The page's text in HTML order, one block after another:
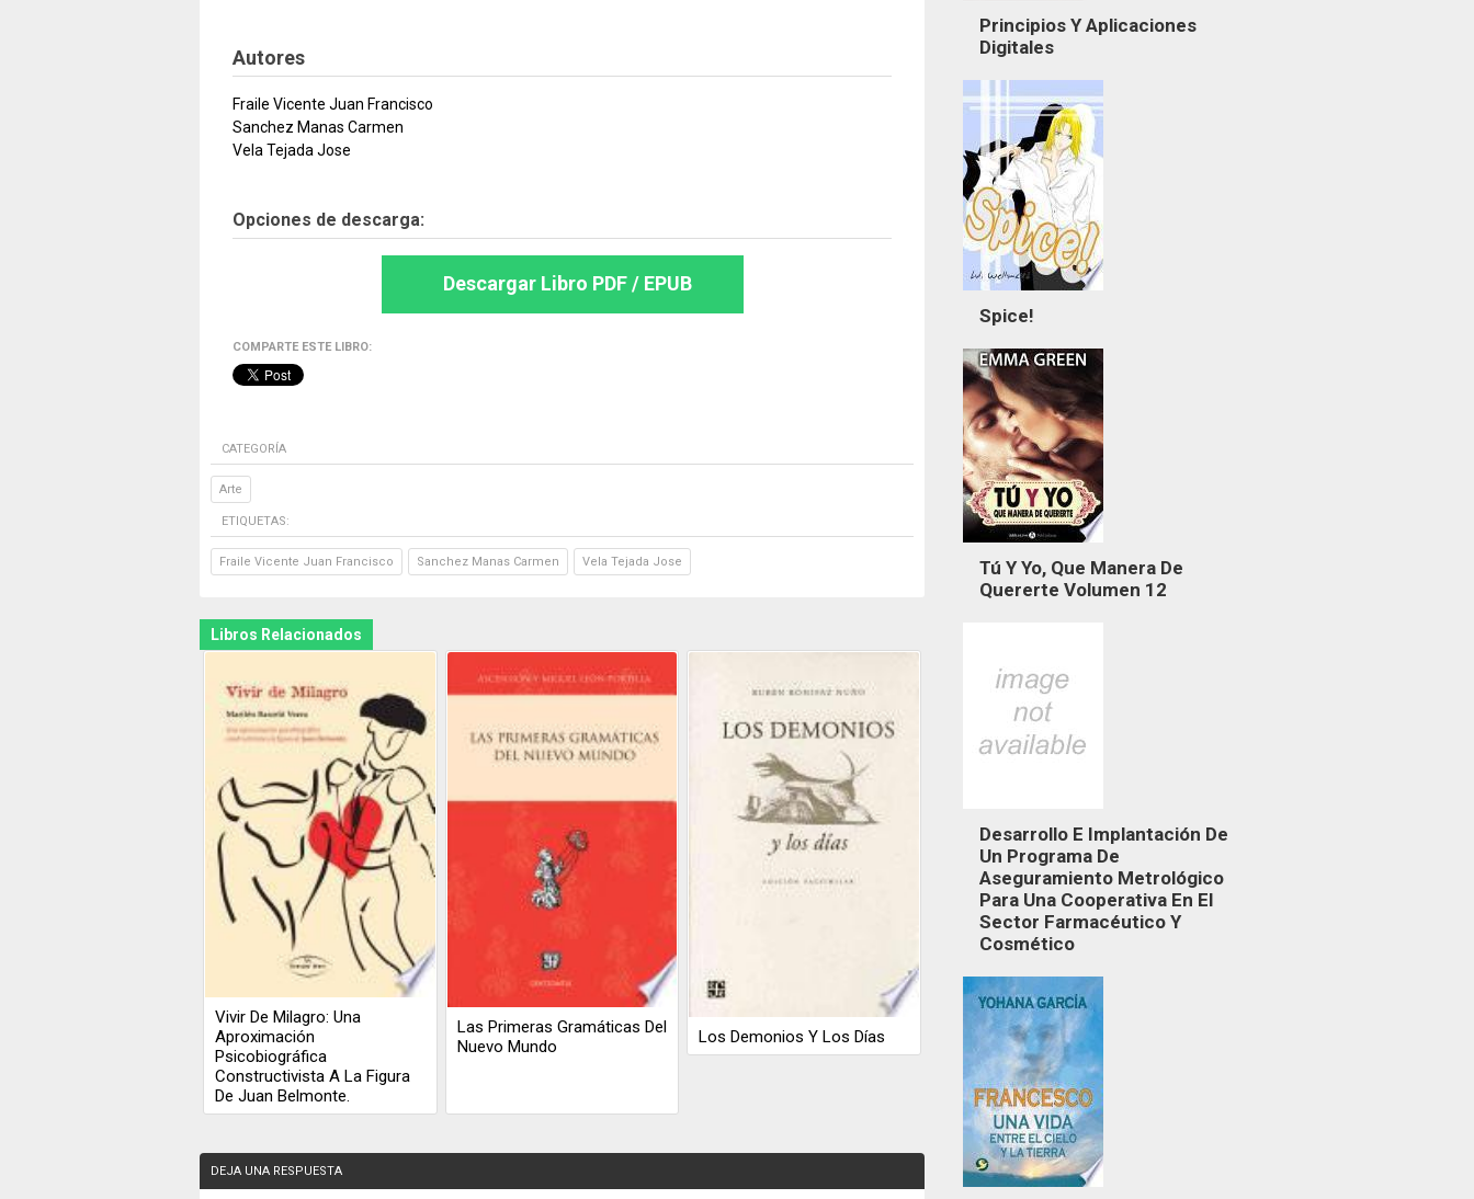
Autores
Fraile Vicente Juan Francisco
Sanchez Manas Carmen
Vela Tejada Jose
Opciones de descarga:
Descargar Libro PDF / EPUB
COMPARTE ESTE LIBRO:
CATEGORÍA
Arte
ETIQUETAS:
Fraile Vicente Juan Francisco Sanchez Manas Carmen Vela Tejada Jose
Libros Relacionados
Vivir De Milagro: Una
Aproximación
Psicobiográfica
Constructivista A La Figura
De Juan Belmonte.
Las Primeras Gramáticas Del
Nuevo Mundo
Los Demonios Y Los Días
DEJA UNA RESPUESTA
Principios Y Aplicaciones
Digitales
Spice!
Tú Y Yo, Que Manera De
Quererte Volumen 12
Desarrollo E Implantación De
Un Programa De
Aseguramiento Metrológico
Para Una Cooperativa En El
Sector Farmacéutico Y
Cosmético